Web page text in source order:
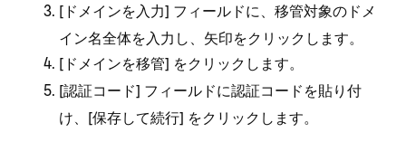
[⁠ ドメインを入力⁠] フ⁠ィ⁠ールドに⁠、移管対象のドメ
イン名全体を入力し⁠、矢印をクリ⁠ックします⁠。
[⁠ ドメインを移管⁠] をクリ⁠ックします⁠。
[⁠認証コ⁠ード⁠] フ⁠ィ⁠ールドに認証コ⁠ードを貼り付
け⁠、[⁠保存して続行⁠] をクリ⁠ックします⁠。